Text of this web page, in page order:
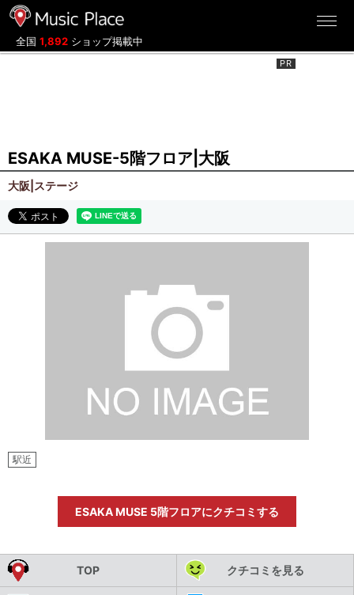
全国 1,892 ショップ掲載中
ESAKA MUSE-5階フロア|大阪
大阪|ステージ
駅近
ESAKA MUSE 5階フロアにクチコミする
TOP クチコミを見る